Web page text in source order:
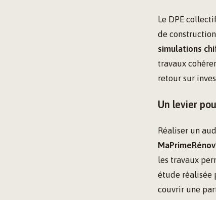
Le DPE
de
simulations
travaux
retour sur
Un levier
Réaliser un
les travaux
étude réalisée
couvrir une